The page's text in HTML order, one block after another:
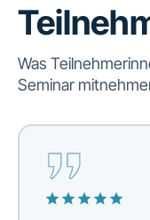
Was
Seminar